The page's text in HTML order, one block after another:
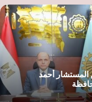
المستشار أحمد